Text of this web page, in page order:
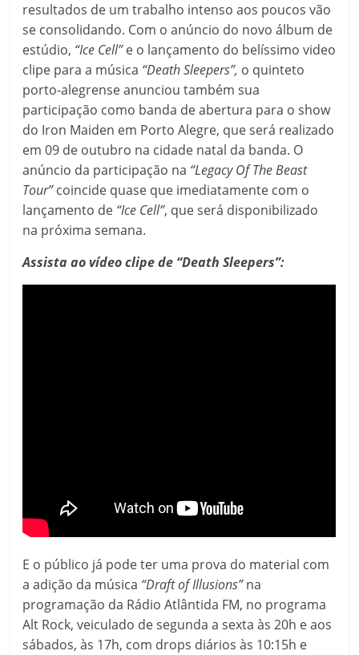
resultados de um trabalho intenso aos poucos vão
se consolidando. Com o anúncio do novo álbum de
estúdio, “Ice Cell”e o lançamento do belíssimo video
clipe para a música “Death Sleepers”, o quinteto
porto-alegrense anunciou também sua
participação como banda de abertura para o show
do Iron Maiden em Porto Alegre, que será realizado
em 09 de outubro na cidade natal da banda. O
anúncio da participação na “Legacy Of The Beast
Tour”coincide quase que imediatamente com o
lançamento de “Ice Cell”, que será disponibilizado
na próxima semana.
Assista ao vídeo clipe de “Death Sleepers”:
E o público já pode ter uma prova do material com
a adição da música “Draft of Illusions”na
programação da Rádio Atlântida FM, no programa
Alt Rock, veiculado de segunda a sexta às 20h e aos
sábados, às 17h, com drops diários às 10:15h e